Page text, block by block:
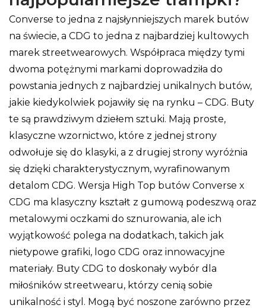
Converse to jedna z najsłynniejszych marek butów
na świecie, a CDG to jedna z najbardziej kultowych
marek streetwearowych. Współpraca między tymi
dwoma potężnymi markami doprowadziła do
powstania jednych z najbardziej unikalnych butów,
jakie kiedykolwiek pojawiły się na rynku – CDG. Buty
te są prawdziwym dziełem sztuki. Mają proste,
klasyczne wzornictwo, które z jednej strony
odwołuje się do klasyki, a z drugiej strony wyróżnia
się dzięki charakterystycznym, wyrafinowanym
detalom CDG. Wersja High Top butów Converse x
CDG ma klasyczny kształt z gumową podeszwą oraz
metalowymi oczkami do sznurowania, ale ich
wyjątkowość polega na dodatkach, takich jak
nietypowe grafiki, logo CDG oraz innowacyjne
materiały. Buty CDG to doskonały wybór dla
miłośników streetwearu, którzy cenią sobie
unikalność i styl. Mogą być noszone zarówno przez